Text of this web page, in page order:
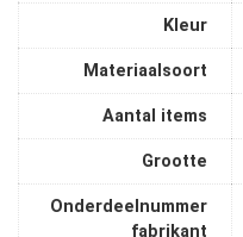
Kleur
Materiaalsoort
Aantal items
Grootte
Onderdeelnummer
fabrikant